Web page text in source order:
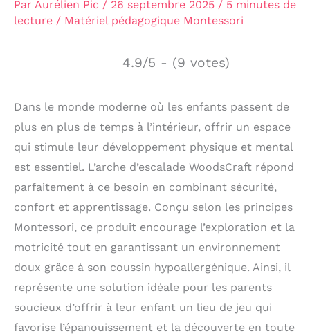
Par Aurélien Pic / 26 septembre 2025 / 5 minutes de
lecture / Matériel pédagogique Montessori
4.9/5 - (9 votes)
Dans le monde moderne où les enfants passent de
plus en plus de temps à l’intérieur, offrir un espace
qui stimule leur développement physique et mental
est essentiel. L’arche d’escalade WoodsCraft répond
parfaitement à ce besoin en combinant sécurité,
confort et apprentissage. Conçu selon les principes
Montessori, ce produit encourage l’exploration et la
motricité tout en garantissant un environnement
doux grâce à son coussin hypoallergénique. Ainsi, il
représente une solution idéale pour les parents
soucieux d’offrir à leur enfant un lieu de jeu qui
favorise l’épanouissement et la découverte en toute